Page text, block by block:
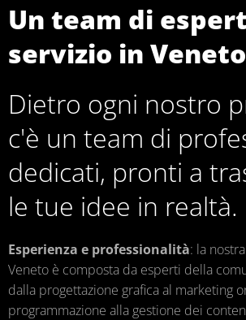
Un team di
servizio in Veneto
Dietro ogni nostro
c'è un team di
dedicati, pronti a
le tue idee in realtà.
Esperienza e professionalità: la
Veneto è composta da esperti della
dalla progettazione grafica al marketing
programmazione alla gestione dei